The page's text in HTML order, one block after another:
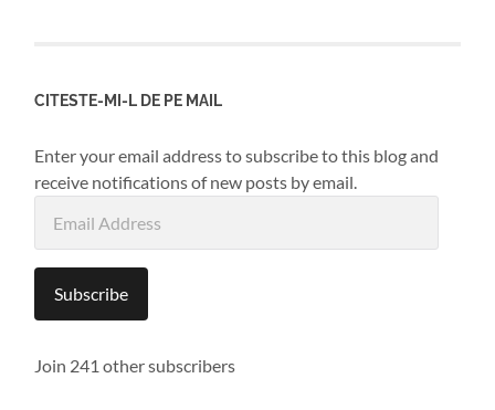
CITESTE-MI-L DE PE MAIL
Enter your email address to subscribe to this blog and
receive notifications of new posts by email.
Address
Subscribe
Join 241 other subscribers